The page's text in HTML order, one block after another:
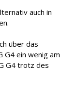
auch in
über das
G4 ein wenig am
G4 trotz des